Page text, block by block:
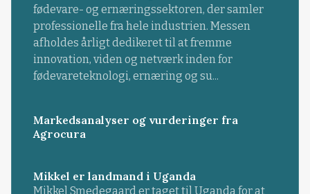
fødevare- og ernæringssektoren, der samler
professionelle fra hele industrien. Messen
afholdes årligt dedikeret til at fremme
innovation, viden og netværk inden for
fødevareteknologi, ernæring og su...
Markedsanalyser og vurderinger fra
Agrocura
Mikkel er landmand i Uganda
Mikkel Smedegaard er taget til Uganda for at